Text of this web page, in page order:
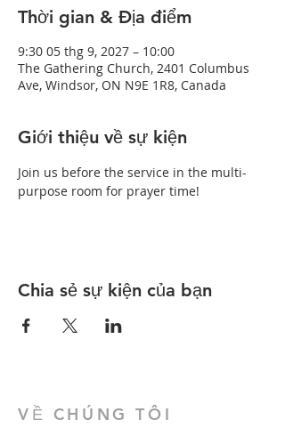
Thời gian & Địa điểm
9:30 05 thg 9, 2027 – 10:00
The Gathering Church, 2401 Columbus
Ave, Windsor, ON N9E 1R8, Canada
Giới thiệu về sự kiện
Join us before the service in the multi-
purpose room for prayer time!
Chia sẻ sự kiện của bạn
VỀ CHÚNG TÔI